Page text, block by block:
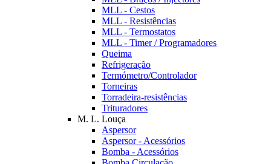
MLL - Cestos
MLL - Resistências
MLL - Termostatos
MLL - Timer / Programadores
Queima
Refrigeração
Termómetro/Controlador
Torneiras
Torradeira-resistências
Trituradores
M. L. Louça
Aspersor
Aspersor - Acessórios
Bomba - Acessórios